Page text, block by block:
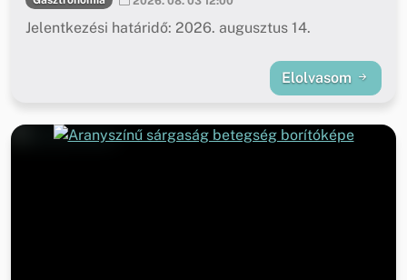
Jelentkezési határidő: 2026. augusztus 14.
Elolvasom